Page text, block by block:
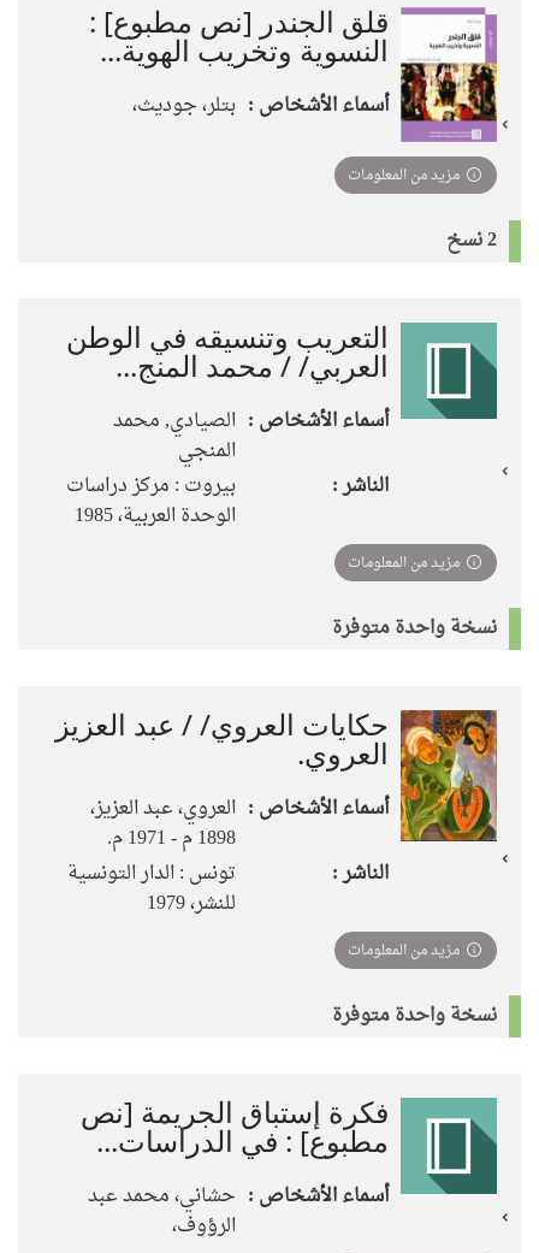
قلق الجندر [نص مطبوع] :
النسوية وتخريب الهوية...
أسماء الأشخاص : بتلر، جوديث،
مزيد من المعلومات
2 نسخ
التعريب وتنسيقه في الوطن
العربي/ / محمد المنج...
أسماء الأشخاص : الصيادي, محمد
المنجي
الناشر :
بيروت : مركز دراسات
الوحدة العربية، 1985
مزيد من المعلومات
نسخة واحدة متوفرة
حكايات العروي/ / عبد العزيز
العروي.
أسماء الأشخاص : العروي، عبد العزيز،
1898 م - 1971 م.
الناشر :
تونس : الدار التونسية
للنشر، 1979
مزيد من المعلومات
نسخة واحدة متوفرة
فكرة إستباق الجريمة [نص
مطبوع] : في الدراسات...
أسماء الأشخاص : حشاني، محمد عبد
الرؤوف،